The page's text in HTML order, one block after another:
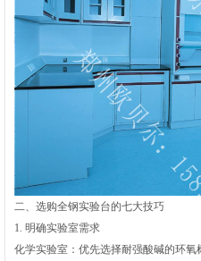
二、选购全钢实验台的七大技巧
1. 明确实验室需求
化学实验室‌：优先选择耐强酸碱的环氧